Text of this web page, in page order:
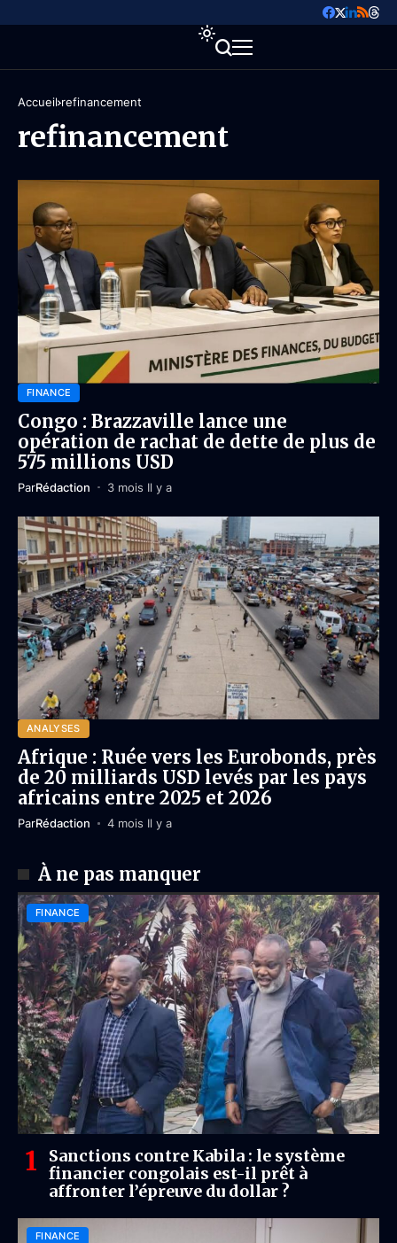
Accueil refinancement
refinancement
FINANCE
Congo : Brazzaville lance une
opération de rachat de dette de plus de
575 millions USD
ParRédaction 3 mois Il y a
ANALYSES
Afrique : Ruée vers les Eurobonds, près
de 20 milliards USD levés par les pays
africains entre 2025 et 2026
ParRédaction 4 mois Il y a
À ne pas manquer
FINANCE
Sanctions contre Kabila : le système
financier congolais est-il prêt à
affronter l’épreuve du dollar ?
FINANCE